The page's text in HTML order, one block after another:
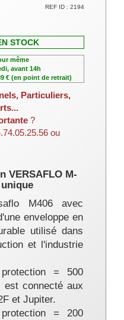
REF ID : 2194
STOCK
même
avant 14h
€ (en point de retrait)
Particuliers,
?
ou
VERSAFLO M-
M406 avec
enveloppe en
utilisé dans
et l'industrie
= 500
est connecté aux
et Jupiter.
= 200